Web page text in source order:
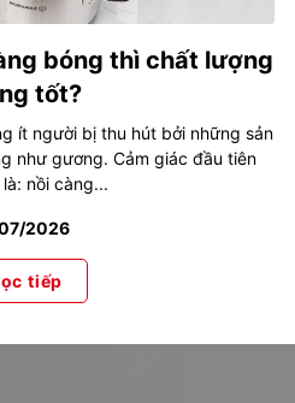
bóng thì chất lượng
tốt?
ít người bị thu hút bởi những sản
như gương. Cảm giác đầu tiên
nồi càng...
2026
tiếp